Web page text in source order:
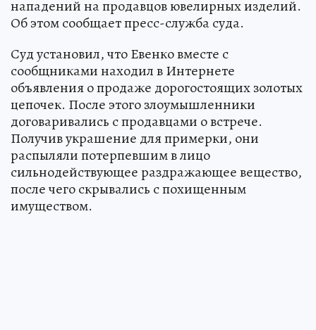
нападений на продавцов ювелирных изделий.
Об этом сообщает пресс-служба суда.
Суд установил, что Евенко вместе с
сообщниками находил в Интернете
объявления о продаже дорогостоящих золотых
цепочек. После этого злоумышленники
договаривались с продавцами о встрече.
Получив украшение для примерки, они
распыляли потерпевшим в лицо
сильнодействующее раздражающее вещество,
после чего скрывались с похищенным
имуществом.